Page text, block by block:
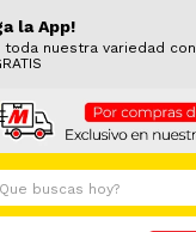
la App!
toda nuestra variedad con
hoy?